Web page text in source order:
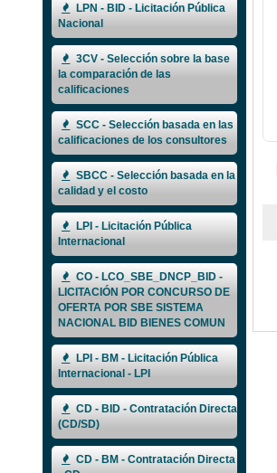
LPN - BID - Licitación Pública
Nacional
3CV - Selección sobre la base
la comparación de las
calificaciones
SCC - Selección basada en las
calificaciones de los consultores
SBCC - Selección basada en la
calidad y el costo
LPI - Licitación Pública
Internacional
CO - LCO_SBE_DNCP_BID -
LICITACIÓN POR CONCURSO DE
OFERTA POR SBE SISTEMA
NACIONAL BID BIENES COMUN
LPI - BM - Licitación Pública
Internacional - LPI
CD - BID - Contratación Directa
(CD/SD)
CD - BM - Contratación Directa